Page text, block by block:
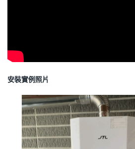
安裝實例照片